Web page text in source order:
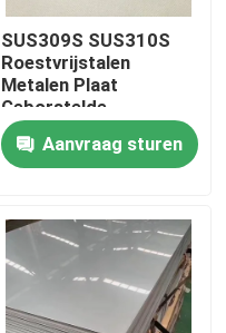
SUS309S SUS310S
Roestvrijstalen
Metalen Plaat
Geborstelde
Afwerking Koud Voor
Bouwconstructies
Aanvraag sturen